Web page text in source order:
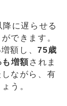
に遅らせる
できます。
額し、75歳
増額されま
ながら、有
う。